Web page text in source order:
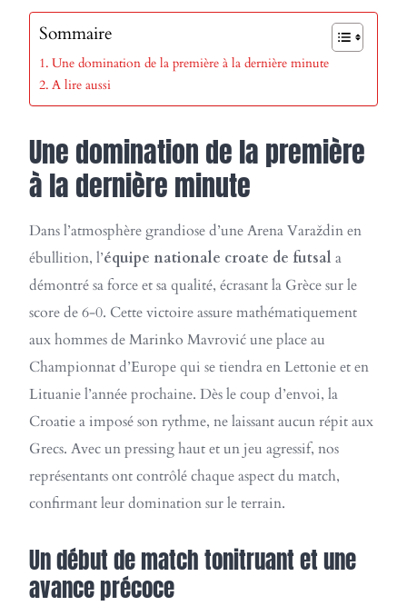
Sommaire
Une domination de la première à la dernière minute
A lire aussi
Une domination de la première
à la dernière minute
Dans l’atmosphère grandiose d’une Arena Varaždin en
ébullition, l’équipe nationale croate de futsal a
démontré sa force et sa qualité, écrasant la Grèce sur le
score de 6-0. Cette victoire assure mathématiquement
aux hommes de Marinko Mavrović une place au
Championnat d’Europe qui se tiendra en Lettonie et en
Lituanie l’année prochaine. Dès le coup d’envoi, la
Croatie a imposé son rythme, ne laissant aucun répit aux
Grecs. Avec un pressing haut et un jeu agressif, nos
représentants ont contrôlé chaque aspect du match,
confirmant leur domination sur le terrain.
Un début de match tonitruant et une
avance précoce